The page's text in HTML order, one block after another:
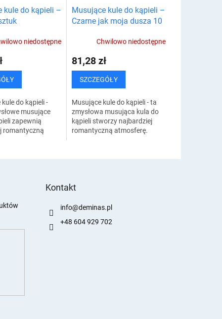
kule do kąpieli –
niedostępne
do kąpieli -
musujące
zapewnią
romantyczną
Musujące kule do kąpieli –
Czarne jak moja dusza 10
Chwilowo niedostępne
81,28 zł
SZCZEGÓŁY
Musujące kule do kąpieli - ta
zmysłowa musująca kula do
kąpieli stworzy najbardziej
romantyczną atmosferę.
Kontakt
info@deminas.pl
+48 604 929 702